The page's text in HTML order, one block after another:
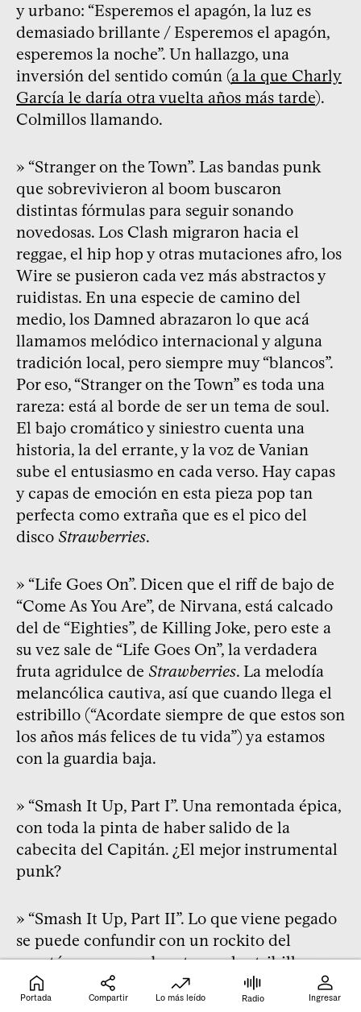
y urbano: “Esperemos el apagón, la luz es
demasiado brillante / Esperemos el apagón,
esperemos la noche”. Un hallazgo, una
inversión del sentido común (a la que Charly
García le daría otra vuelta años más tarde).
Colmillos llamando.
» “Stranger on the Town”. Las bandas punk
que sobrevivieron al boom buscaron
distintas fórmulas para seguir sonando
novedosas. Los Clash migraron hacia el
reggae, el hip hop y otras mutaciones afro, los
Wire se pusieron cada vez más abstractos y
ruidistas. En una especie de camino del
medio, los Damned abrazaron lo que acá
llamamos melódico internacional y alguna
tradición local, pero siempre muy “blancos”.
Por eso, “Stranger on the Town” es toda una
rareza: está al borde de ser un tema de soul.
El bajo cromático y siniestro cuenta una
historia, la del errante, y la voz de Vanian
sube el entusiasmo en cada verso. Hay capas
y capas de emoción en esta pieza pop tan
perfecta como extraña que es el pico del
disco Strawberries.
» “Life Goes On”. Dicen que el riff de bajo de
“Come As You Are”, de Nirvana, está calcado
del de “Eighties”, de Killing Joke, pero este a
su vez sale de “Life Goes On”, la verdadera
fruta agridulce de Strawberries. La melodía
melancólica cautiva, así que cuando llega el
estribillo (“Acordate siempre de que estos son
los años más felices de tu vida”) ya estamos
con la guardia baja.
» “Smash It Up, Part I”. Una remontada épica,
con toda la pinta de haber salido de la
cabecita del Capitán. ¿El mejor instrumental
punk?
» “Smash It Up, Part II”. Lo que viene pegado
se puede confundir con un rockito del
montón, pero prueben tocar el estribillo que
empieza un pelo antes de lo esperable. Si los
Shakers hubieran tenido un traductor, le
Portada Compartir Lo más leído Radio Ingresar